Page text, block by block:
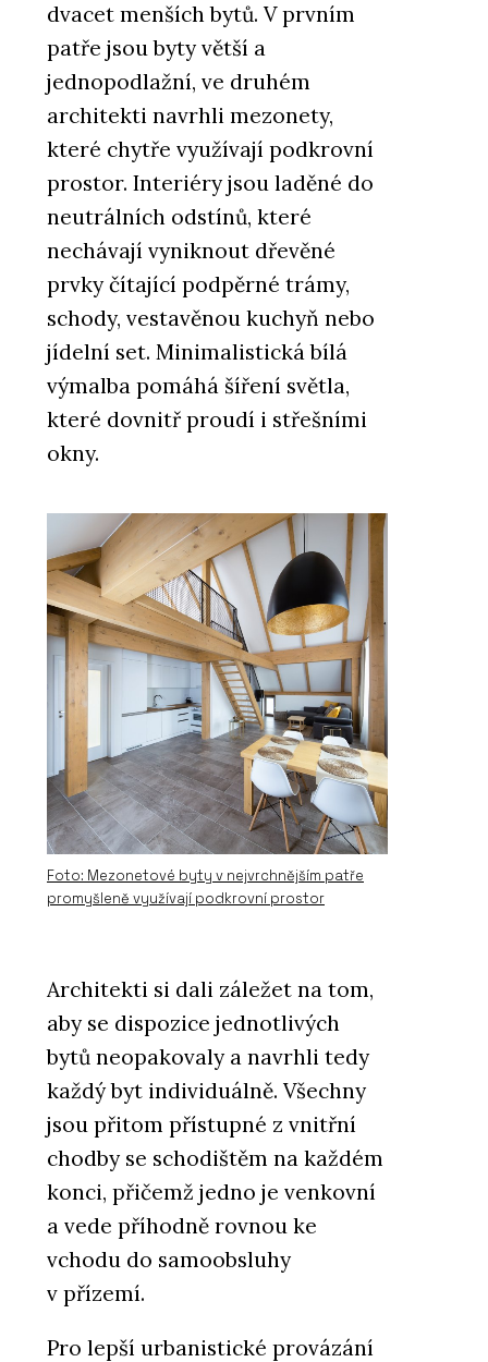
dvacet menších bytů. V prvním
patře jsou byty větší a
jednopodlažní, ve druhém
architekti navrhli mezonety,
které chytře využívají podkrovní
prostor. Interiéry jsou laděné do
neutrálních odstínů, které
nechávají vyniknout dřevěné
prvky čítající podpěrné trámy,
schody, vestavěnou kuchyň nebo
jídelní set. Minimalistická bílá
výmalba pomáhá šíření světla,
které dovnitř proudí i střešními
okny.
Foto: Mezonetové byty v nejvrchnějším patře
promyšleně využívají podkrovní prostor
Architekti si dali záležet na tom,
aby se dispozice jednotlivých
bytů neopakovaly a navrhli tedy
každý byt individuálně. Všechny
jsou přitom přístupné z vnitřní
chodby se schodištěm na každém
konci, přičemž jedno je venkovní
a vede příhodně rovnou ke
vchodu do samoobsluhy
v přízemí.
Pro lepší urbanistické provázání